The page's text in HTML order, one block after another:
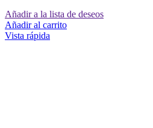
Añadir a la lista de deseos
Añadir al carrito
Vista rápida